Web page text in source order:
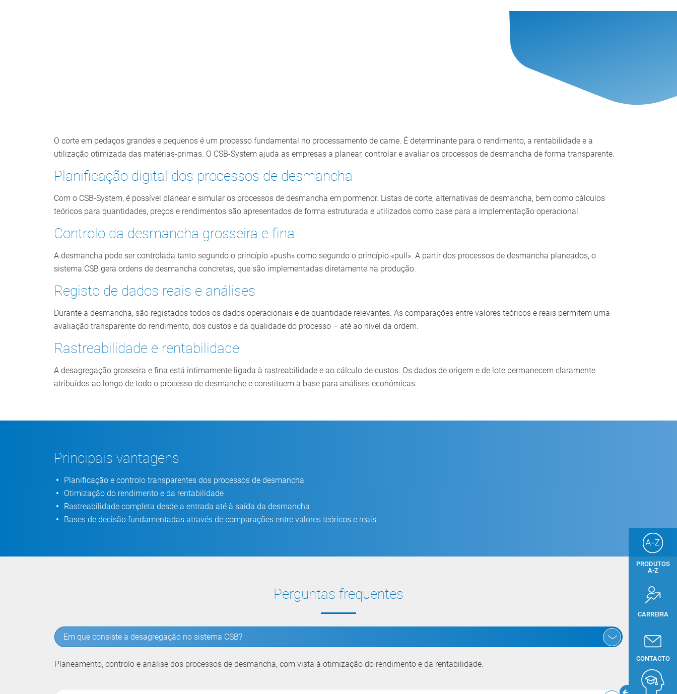
O corte em pedaços grandes e pequenos é um processo fundamental no processamento de carne. É determinante para o rendimento, a rentabilidade e a
utilização otimizada das matérias-primas. O CSB-System ajuda as empresas a planear, controlar e avaliar os processos de desmancha de forma transparente.
Planificação digital dos processos de desmancha
Com o CSB-System, é possível planear e simular os processos de desmancha em pormenor. Listas de corte, alternativas de desmancha, bem como cálculos
teóricos para quantidades, preços e rendimentos são apresentados de forma estruturada e utilizados como base para a implementação operacional.
Controlo da desmancha grosseira e fina
A desmancha pode ser controlada tanto segundo o princípio «push» como segundo o princípio «pull». A partir dos processos de desmancha planeados, o
sistema CSB gera ordens de desmancha concretas, que são implementadas diretamente na produção.
Registo de dados reais e análises
Durante a desmancha, são registados todos os dados operacionais e de quantidade relevantes. As comparações entre valores teóricos e reais permitem uma
avaliação transparente do rendimento, dos custos e da qualidade do processo – até ao nível da ordem.
Rastreabilidade e rentabilidade
A desagregação grosseira e fina está intimamente ligada à rastreabilidade e ao cálculo de custos. Os dados de origem e de lote permanecem claramente
atribuídos ao longo de todo o processo de desmanche e constituem a base para análises económicas.
Principais vantagens
Planificação e controlo transparentes dos processos de desmancha
Otimização do rendimento e da rentabilidade
Rastreabilidade completa desde a entrada até à saída da desmancha
Bases de decisão fundamentadas através de comparações entre valores teóricos e reais
Perguntas frequentes
Em que consiste a desagregação no sistema CSB?
Planeamento, controlo e análise dos processos de desmancha, com vista à otimização do rendimento e da rentabilidade.
PRODUTOS
A-Z
CARREIRA
CONTACTO